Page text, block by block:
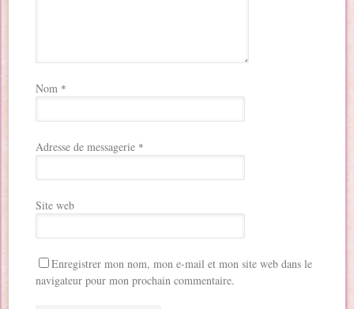
Nom *
Adresse de messagerie *
Site web
Enregistrer mon nom, mon e-mail et mon site web dans le
navigateur pour mon prochain commentaire.